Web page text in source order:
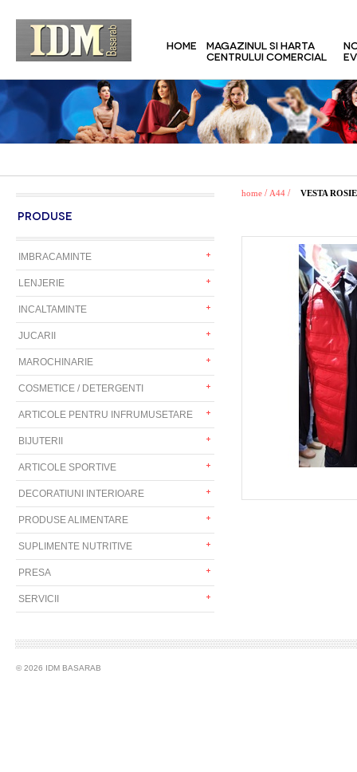
HOME
MAGAZINUL SI HARTA
CENTRULUI COMERCIAL
PRODUSE
IMBRACAMINTE
LENJERIE
INCALTAMINTE
JUCARII
MAROCHINARIE
COSMETICE / DETERGENTI
ARTICOLE PENTRU INFRUMUSETARE
BIJUTERII
ARTICOLE SPORTIVE
DECORATIUNI INTERIOARE
PRODUSE ALIMENTARE
SUPLIMENTE NUTRITIVE
PRESA
SERVICII
home / A44 / VESTA
© 2026 IDM BASARAB